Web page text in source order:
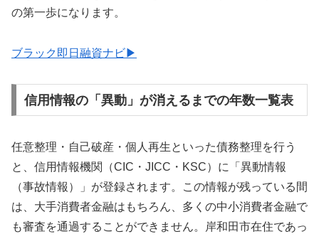
の第一歩になります。
ブラック即日融資ナビ▶
信用情報の「異動」が消えるまでの年数一覧表
任意整理・自己破産・個人再生といった債務整理を行う
と、信用情報機関（CIC・JICC・KSC）に「異動情報
（事故情報）」が登録されます。この情報が残っている間
は、大手消費者金融はもちろん、多くの中小消費者金融で
も審査を通過することができません。岸和田市在住であっ